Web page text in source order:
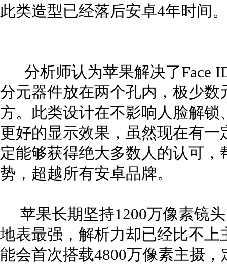
此类造型已经落后安卓4年时间
分析师认为苹果解决了Face
分元器件放在两个孔内，极少
方。此类设计在不影响人脸解
更好的显示效果，虽然现在有
定能够获得绝大多数人的认可
势，超越所有安卓品牌。
苹果长期坚持1200万像素镜
地表最强，解析力却已经比不上
能会首次搭载4800万像素主摄